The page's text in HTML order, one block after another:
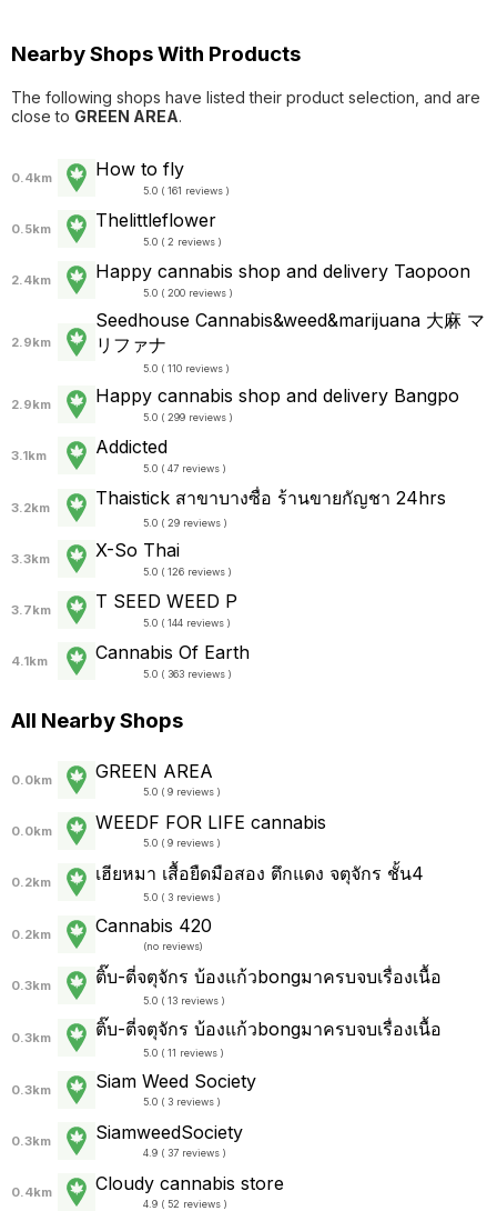
Nearby Shops With Products
The following shops have listed their product selection, and are
close to GREEN AREA.
0.4km How to fly
5.0 ( 161 reviews )
0.5km Thelittleflower
5.0 ( 2 reviews )
2.4km Happy cannabis shop and delivery Taopoon
5.0 ( 200 reviews )
2.9km
Seedhouse Cannabis&weed&marijuana 大麻 マ
リファナ
5.0 ( 110 reviews )
2.9km Happy cannabis shop and delivery Bangpo
5.0 ( 299 reviews )
3.1km Addicted
5.0 ( 47 reviews )
3.2km Thaistick สาขาบางซื่อ ร้านขายกัญชา 24hrs
5.0 ( 29 reviews )
3.3km X-So Thai
5.0 ( 126 reviews )
3.7km T SEED WEED P
5.0 ( 144 reviews )
4.1km Cannabis Of Earth
5.0 ( 363 reviews )
All Nearby Shops
0.0km GREEN AREA
5.0 ( 9 reviews )
0.0km WEEDF FOR LIFE cannabis
5.0 ( 9 reviews )
0.2km เฮียหมา เสื้อยืดมือสอง ตึกแดง จตุจักร ชั้น4
5.0 ( 3 reviews )
0.2km Cannabis 420
(no reviews)
0.3km ติ๊บ-ตี่จตุจักร บ้องแก้วbongมาครบจบเรื่องเนื้อ
5.0 ( 13 reviews )
0.3km ติ๊บ-ตี่จตุจักร บ้องแก้วbongมาครบจบเรื่องเนื้อ
5.0 ( 11 reviews )
0.3km Siam Weed Society
5.0 ( 3 reviews )
0.3km SiamweedSociety
4.9 ( 37 reviews )
0.4km Cloudy cannabis store
4.9 ( 52 reviews )